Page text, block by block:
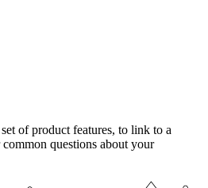
of product features, to link to a
questions about your